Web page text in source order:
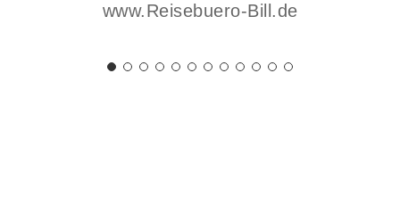
www.Reisebuero-Bill.de